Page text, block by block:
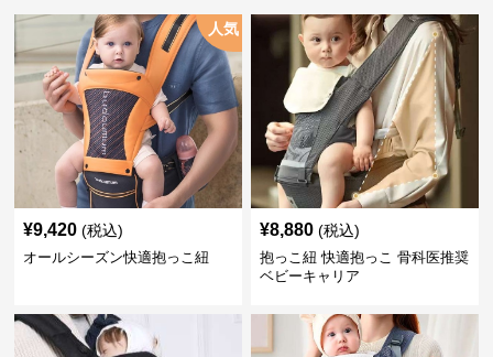
人気
¥9,420 (税込)
オールシーズン快適抱っこ紐
¥8,880 (税込)
抱っこ紐 快適抱っこ 骨科医推奨
ベビーキャリア